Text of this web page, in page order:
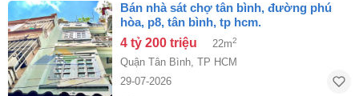
bán nhà sát chợ tân bình, đường phú
hòa, p8, tân bình, tp hcm.
4 tỷ 200 triệu 22m2
Quận Tân Bình TP HCM
29-07-2026